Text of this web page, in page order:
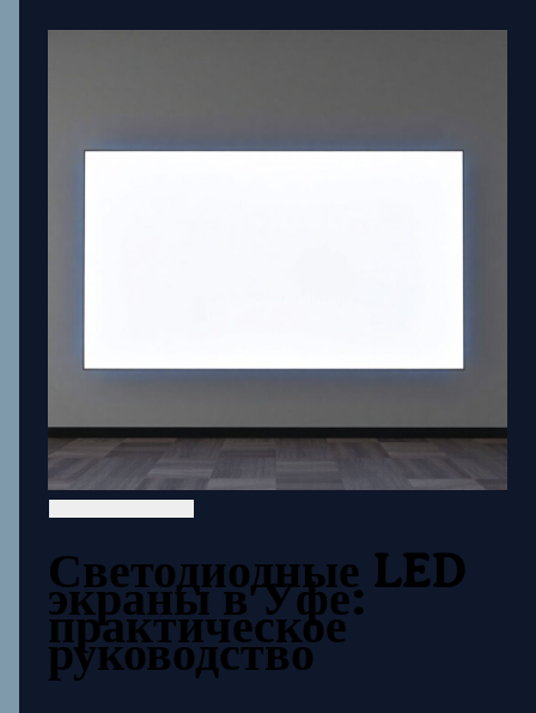
Светодиодные LED
экраны в Уфе:
практическое
руководство